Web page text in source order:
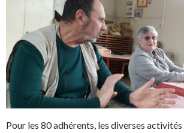
Pour les 80 adhérents, les diverses